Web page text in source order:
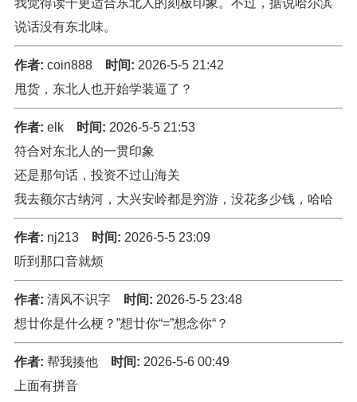
我觉得读干更适合东北人的刻板印象。不过，据说哈尔滨
说话没有东北味。
作者: coin888 时间: 2026-5-5 21:42
甩货，东北人也开始学装逼了？
作者: elk 时间: 2026-5-5 21:53
符合对东北人的一贯印象
还是那句话，投资不过山海关
我去额尔古纳河，大兴安岭都是穷游，没花多少钱，哈哈
作者: nj213 时间: 2026-5-5 23:09
听到那口音就烦
作者: 清风不识字 时间: 2026-5-5 23:48
想廿你是什么梗？”想廿你“=”想念你“？
作者: 帮我揍他 时间: 2026-5-6 00:49
上面有拼音